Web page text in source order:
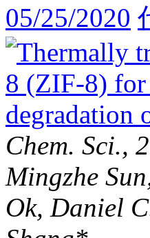
05/25/2020
Chem. Sci.,
Mingzhe
Ok, Daniel